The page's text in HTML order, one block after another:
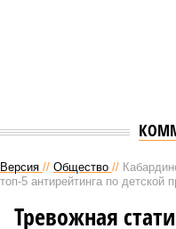
Версия // Общество //
топ-5 антирейтинга по детской
Тревожная